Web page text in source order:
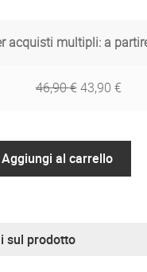
acquisti multipli: a
46,90€43,90 €
Aggiungi al carrello
sul prodotto